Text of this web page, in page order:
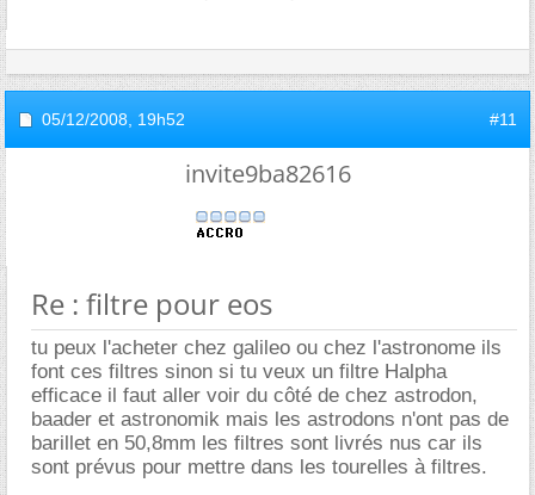
05/12/2008, 19h52 #11
invite9ba82616
Re : filtre pour eos
tu peux l'acheter chez galileo ou chez l'astronome ils
font ces filtres sinon si tu veux un filtre Halpha
efficace il faut aller voir du côté de chez astrodon,
baader et astronomik mais les astrodons n'ont pas de
barillet en 50,8mm les filtres sont livrés nus car ils
sont prévus pour mettre dans les tourelles à filtres.